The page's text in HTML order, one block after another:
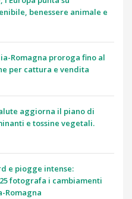
benessere animale e
Romagna proroga fino al
per cattura e vendita
aggiorna il piano di
e tossine vegetali.
e piogge intense:
fotografa i cambiamenti
Romagna